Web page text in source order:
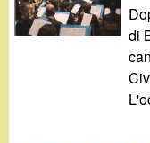
t
di